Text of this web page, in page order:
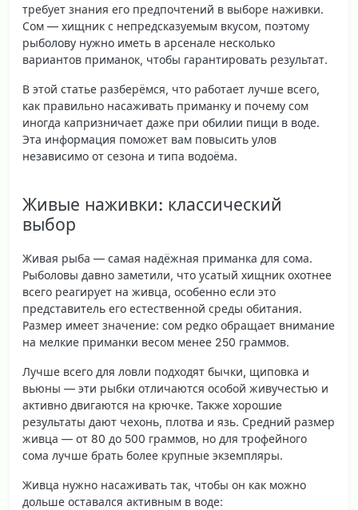
требует знания его предпочтений в выборе наживки.
Сом — хищник с непредсказуемым вкусом, поэтому
рыболову нужно иметь в арсенале несколько
вариантов приманок, чтобы гарантировать результат.
В этой статье разберёмся, что работает лучше всего,
как правильно насаживать приманку и почему сом
иногда капризничает даже при обилии пищи в воде.
Эта информация поможет вам повысить улов
независимо от сезона и типа водоёма.
Живые наживки: классический
выбор
Живая рыба — самая надёжная приманка для сома.
Рыболовы давно заметили, что усатый хищник охотнее
всего реагирует на живца, особенно если это
представитель его естественной среды обитания.
Размер имеет значение: сом редко обращает внимание
на мелкие приманки весом менее 250 граммов.
Лучше всего для ловли подходят бычки, щиповка и
вьюны — эти рыбки отличаются особой живучестью и
активно двигаются на крючке. Также хорошие
результаты дают чехонь, плотва и язь. Средний размер
живца — от 80 до 500 граммов, но для трофейного
сома лучше брать более крупные экземпляры.
Живца нужно насаживать так, чтобы он как можно
дольше оставался активным в воде: